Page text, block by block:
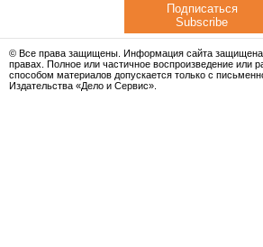
Подписаться
Subscribe
© Все права защищены. Информация сайта защищена
правах. Полное или частичное воспроизведение или
способом материалов допускается только с
Издательства «Дело и Сервис».